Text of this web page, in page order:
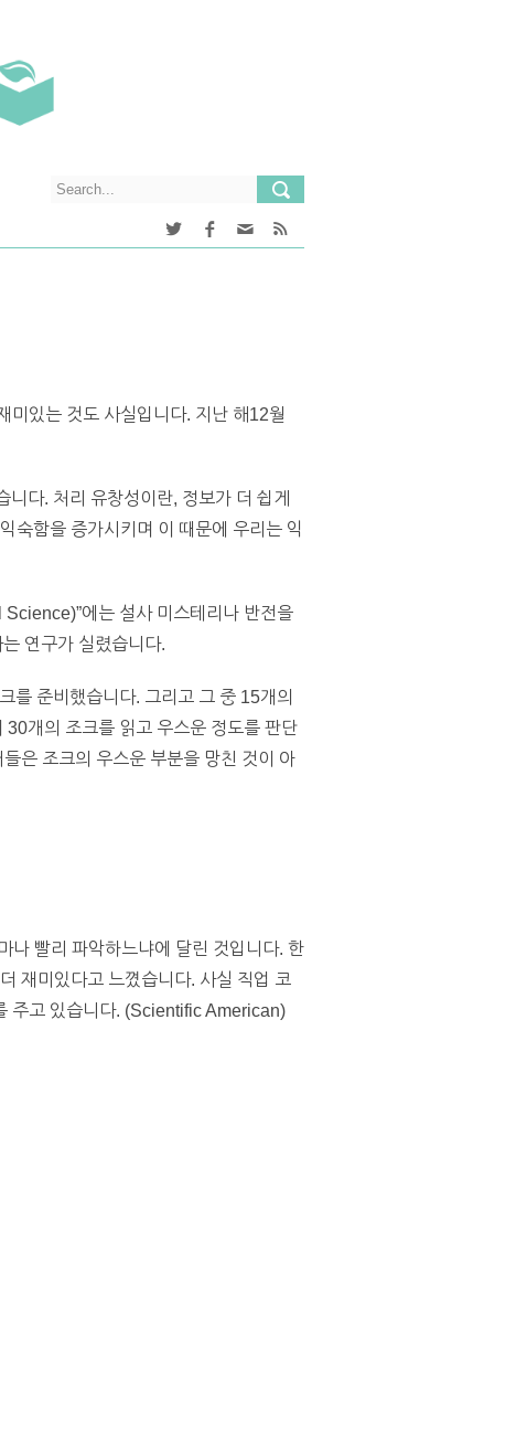
미있는 것도 사실입니다. 지난 해12월
다. 처리 유창성이란, 정보가 더 쉽게
숙함을 증가시키며 이 때문에 우리는 익
에는 설사 미스테리나 반전을
연구가 실렸습니다.
를 준비했습니다. 그리고 그 중 15개의
개의 조크를 읽고 우스운 정도를 판단
은 조크의 우스운 부분을 망친 것이 아
나 빨리 파악하느냐에 달린 것입니다. 한
재미있다고 느꼈습니다. 사실 직업 코
주고 있습니다. (Scientific American)